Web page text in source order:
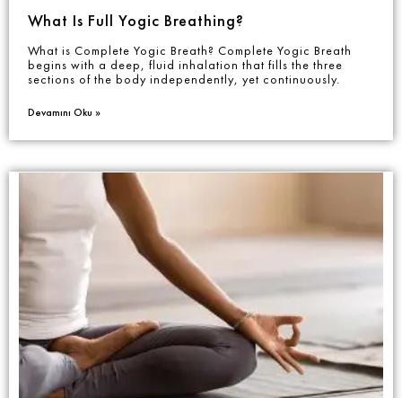
What Is Full Yogic Breathing?
What is Complete Yogic Breath? Complete Yogic Breath
begins with a deep, fluid inhalation that fills the three
sections of the body independently, yet continuously.
Devamını Oku »